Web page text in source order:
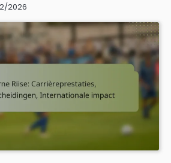
2026